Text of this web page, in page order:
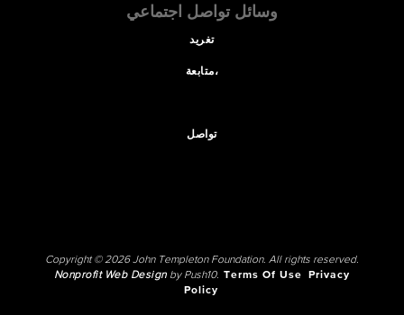
وسائل تواصل اجتماعي
تغريد
متابعة،
تواصل
Copyright © 2026 John Templeton Foundation. All rights reserved.
Nonprofit Web Designby Push10. Terms Of Use
Privacy
Policy